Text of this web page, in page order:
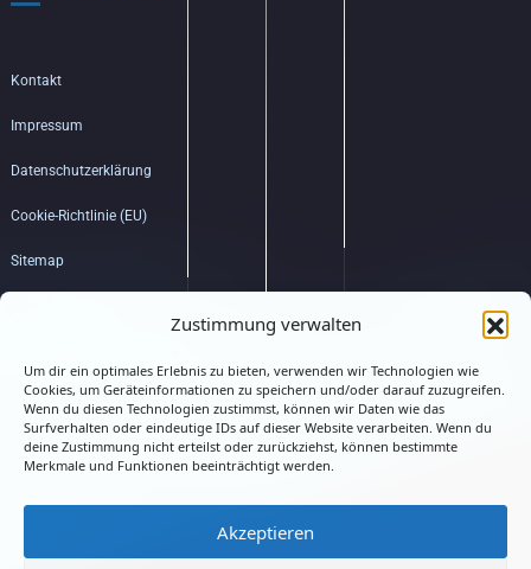
Zustimmung verwalten
Um dir ein optimales Erlebnis zu bieten, verwenden wir Technologien wie
Cookies, um Geräteinformationen zu speichern und/oder darauf zuzugreifen.
Wenn du diesen Technologien zustimmst, können wir Daten wie das
Surfverhalten oder eindeutige IDs auf dieser Website verarbeiten. Wenn du
deine Zustimmung nicht erteilst oder zurückziehst, können bestimmte
Merkmale und Funktionen beeinträchtigt werden.
Akzeptieren
Kontakt
Impressum
Datenschutzerklärung
Cookie-Richtlinie (EU)
Sitemap
Hub
Connected